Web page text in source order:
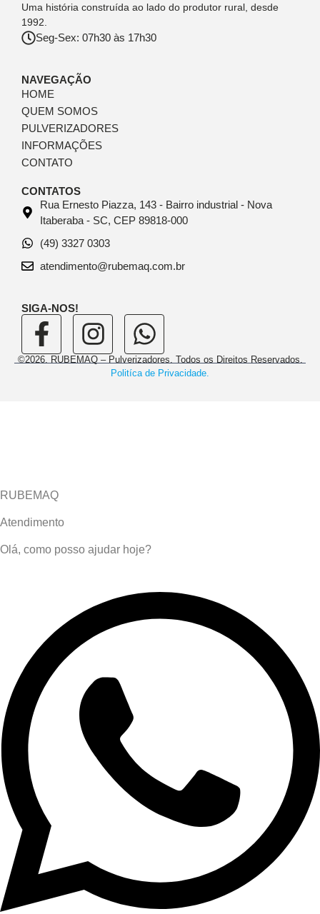
Uma história construída ao lado do produtor rural, desde
1992.
Seg-Sex: 07h30 às 17h30
NAVEGAÇÃO
HOME
QUEM SOMOS
PULVERIZADORES
INFORMAÇÕES
CONTATO
CONTATOS
Rua Ernesto Piazza, 143 - Bairro industrial - Nova
Itaberaba - SC, CEP 89818-000
(49) 3327 0303
atendimento@rubemaq.com.br
SIGA-NOS!
©2026. RUBEMAQ – Pulverizadores. Todos os Direitos Reservados.
Politíca de Privacidade.
RUBEMAQ
Atendimento
Olá, como posso ajudar hoje?